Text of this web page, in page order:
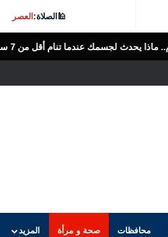
🕌الصلاة:العصر
الرأى العام المصرى
محافظات صحة و مرأة المزيد